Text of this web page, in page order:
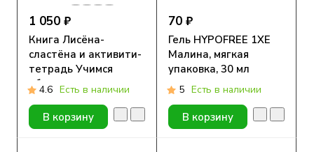
1 050 ₽
Книга Лисёна-
сластёна и активити-
тетрадь Учимся
общаться и дружить
4.6 Есть в наличии
В корзину
70 ₽
Гель HYPOFREE 1ХЕ
Малина, мягкая
упаковка, 30 мл
5 Есть в наличии
В корзину